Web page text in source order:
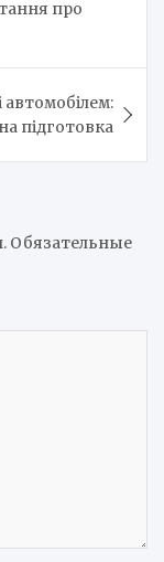
про
автомобілем:
підготовка
Обязательные